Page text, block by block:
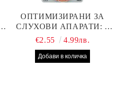
ОПТИМИЗИРАНИ ЗА
СЛУХОВИ АПАРАТИ: 8
БРОЯ RAYOVAC EXTRA
ПРОИЗВОДИТЕЛНОСТ
€2.55 4.99лв.